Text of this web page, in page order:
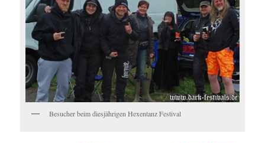
Besucher beim diesjährigen Hexentanz Festival